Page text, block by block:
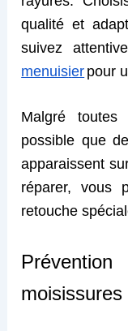
qualité et
suivez
menuisier pour
Malgré
possible que
apparaissent
réparer, vous
retouche
moisissures